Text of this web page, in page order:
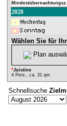
Mindestübernachtungsz.
2028
Wählen Sie für
Plan
*Juistine
4 Pers., ca. 31 qm
Schnellsuche